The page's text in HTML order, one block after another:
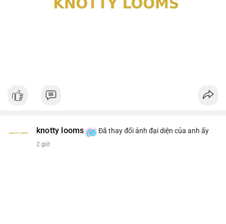
knotty looms Đã thay đổi ảnh đại diện của anh ấy
2 giờ